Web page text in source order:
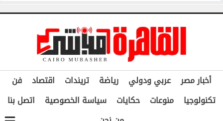
أخبار مصر عربي ودولي رياضة تريندات اقتصاد
فن
تكنولوجيا
منوعات حكايات سياسة الخصوصية
اتصل بنا